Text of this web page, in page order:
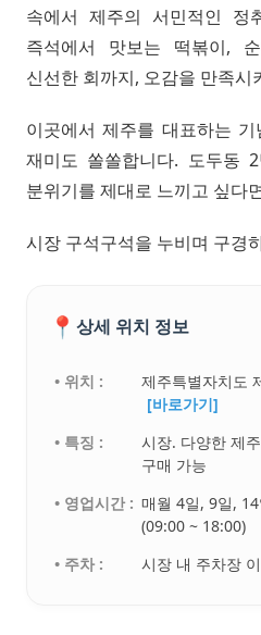
속에서 제주의 서민적인 정
즉석에서 맛보는 떡볶이,
신선한 회까지, 오감을 만족시
이곳에서 제주를 대표하는
재미도 쏠쏠합니다. 도두동
분위기를 제대로 느끼고 싶다
시장 구석구석을 누비며 구경
📍 상세 위치 정보
• 위치 :
제주특별자치도
[바로가기]
• 특징 :
시장. 다양한 제
구매 가능
• 영업시간 : 매월 4일, 9일,
(09:00 ~ 18:00)
• 주차 :
시장 내 주차장